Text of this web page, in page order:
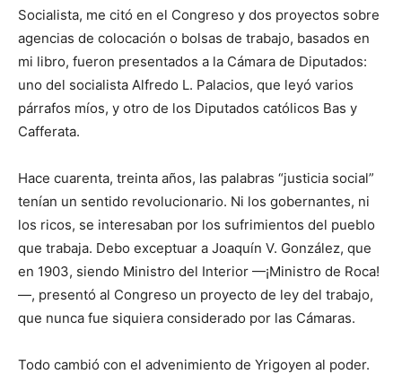
Socialista, me citó en el Congreso y dos proyectos sobre
agencias de colocación o bolsas de trabajo, basados en
mi libro, fueron presentados a la Cámara de Diputados:
uno del socialista Alfredo L. Palacios, que leyó varios
párrafos míos, y otro de los Diputados católicos Bas y
Cafferata.
Hace cuarenta, treinta años, las palabras “justicia social”
tenían un sentido revolucionario. Ni los gobernantes, ni
los ricos, se interesaban por los sufrimientos del pueblo
que trabaja. Debo exceptuar a Joaquín V. González, que
en 1903, siendo Ministro del Interior —¡Ministro de Roca!
—, presentó al Congreso un proyecto de ley del trabajo,
que nunca fue siquiera considerado por las Cámaras.
Todo cambió con el advenimiento de Yrigoyen al poder.